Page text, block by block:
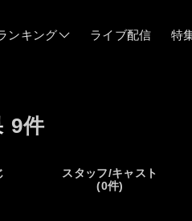
ンキング ライブ配信 特
9件
スタッフ/キャスト
(0件)